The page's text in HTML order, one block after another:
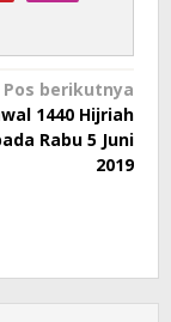
Pos berikutnya
1440 Hijriah
Rabu 5 Juni
2019